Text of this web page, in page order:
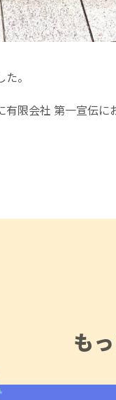
。
限会社 第一宣伝
も